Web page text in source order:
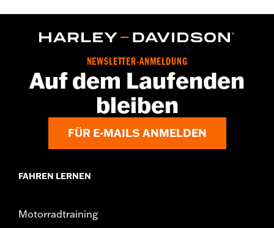
NEWSLETTER-ANMELDUNG
Auf dem Laufenden
bleiben
FÜR E-MAILS ANMELDEN
FAHREN LERNEN
Motorradtraining